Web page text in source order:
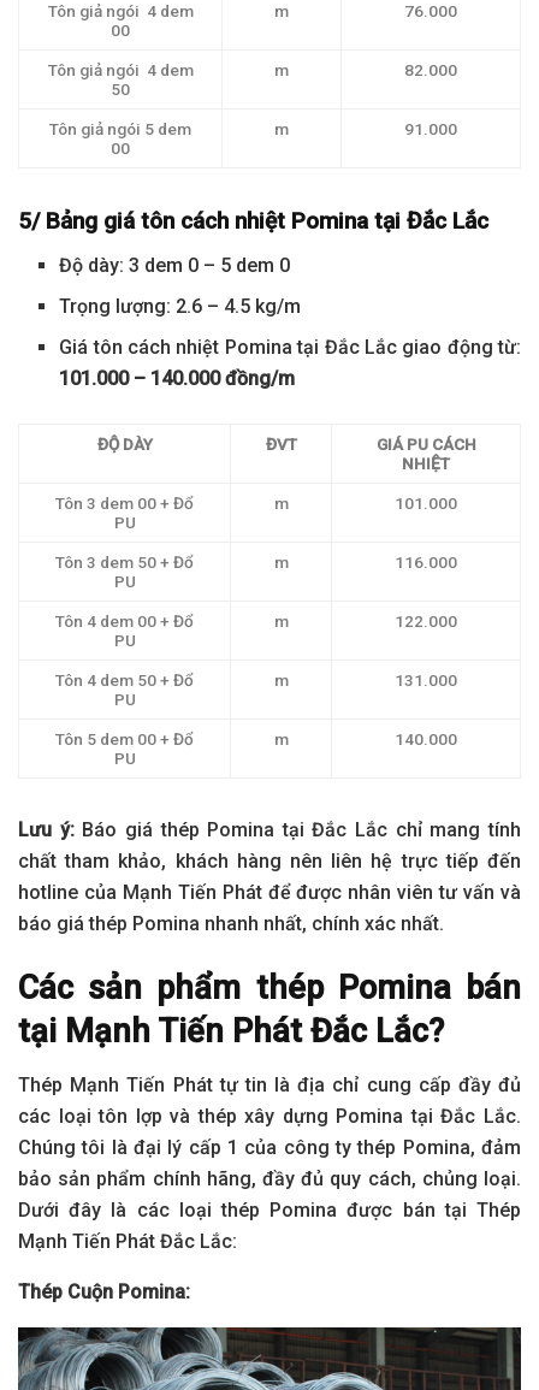
Tôn giả ngói 4 dem
00
m 76.000
Tôn giả ngói 4 dem
50
m 82.000
Tôn giả ngói 5 dem
00
m 91.000
5/ Bảng giá tôn cách nhiệt Pomina tại Đắc Lắc
Độ dày: 3 dem 0 – 5 dem 0
Trọng lượng: 2.6 – 4.5 kg/m
Giá tôn cách nhiệt Pomina tại Đắc Lắc giao động từ:
101.000 – 140.000 đồng/m
ĐỘ DÀY ĐVT
GIÁ PU CÁCH
NHIỆT
Tôn 3 dem 00 + Đổ
PU
m 101.000
Tôn 3 dem 50 + Đổ
PU
m 116.000
Tôn 4 dem 00 + Đổ
PU
m 122.000
Tôn 4 dem 50 + Đổ
PU
m 131.000
Tôn 5 dem 00 + Đổ
PU
m 140.000
Lưu ý: Báo giá thép Pomina tại Đắc Lắc chỉ mang tính
chất tham khảo, khách hàng nên liên hệ trực tiếp đến
hotline của Mạnh Tiến Phát để được nhân viên tư vấn và
báo giá thép Pomina nhanh nhất, chính xác nhất.
Các sản phẩm thép Pomina bán
tại Mạnh Tiến Phát Đắc Lắc?
Thép Mạnh Tiến Phát tự tin là địa chỉ cung cấp đầy đủ
các loại tôn lợp và thép xây dựng Pomina tại Đắc Lắc.
Chúng tôi là đại lý cấp 1 của công ty thép Pomina, đảm
bảo sản phẩm chính hãng, đầy đủ quy cách, chủng loại.
Dưới đây là các loại thép Pomina được bán tại Thép
Mạnh Tiến Phát Đắc Lắc:
Thép Cuộn Pomina: